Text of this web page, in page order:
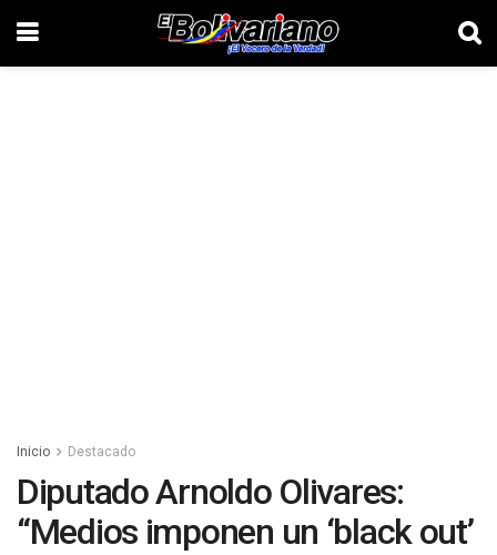
Inicio Destacado
Diputado Arnoldo Olivares:
“Medios imponen un ‘black out’